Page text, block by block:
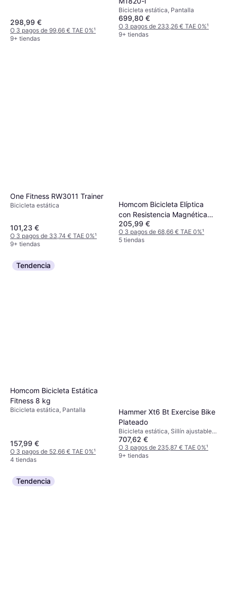
298,99 €
O 3 pagos de 99,66 € TAE 0%¹
9+ tiendas
Bicicleta estática, Pantalla
699,80 €
O 3 pagos de 233,26 € TAE 0%¹
9+ tiendas
One Fitness RW3011 Trainer
Bicicleta estática
101,23 €
O 3 pagos de 33,74 € TAE 0%¹
9+ tiendas
Homcom Bicicleta Elíptica
con Resistencia Magnética
Ajustable
205,99 €
O 3 pagos de 68,66 € TAE 0%¹
5 tiendas
Tendencia
Homcom Bicicleta Estática
Fitness 8 kg
Bicicleta estática, Pantalla
157,99 €
O 3 pagos de 52,66 € TAE 0%¹
4 tiendas
Hammer Xt6 Bt Exercise Bike
Plateado
Bicicleta estática, Sillín ajustable,
Cuentakilómetros, Contador de
calorías, Ergómetro, Monitor de
grasa corporal, Monitor de
707,62 €
O 3 pagos de 235,87 € TAE 0%¹
9+ tiendas
Tendencia